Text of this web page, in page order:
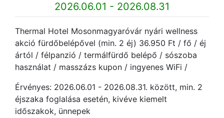
2026.06.01 - 2026.08.31
Thermal Hotel Mosonmagyaróvár nyári wellness
akció fürdőbelépővel (min. 2 éj) 36.950 Ft / fő / éj
ártól / félpanzió / termálfürdő belépő / sószoba
használat / masszázs kupon / ingyenes WiFi /
Érvényes: 2026.06.01 - 2026.08.31. között, min. 2
éjszaka foglalása esetén, kivéve kiemelt
időszakok, ünnepek